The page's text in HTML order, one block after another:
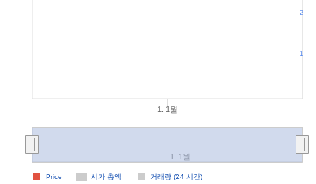
1. 1월
시가 총액 거래량 (24 시간)
Price
1. 1월
1
2